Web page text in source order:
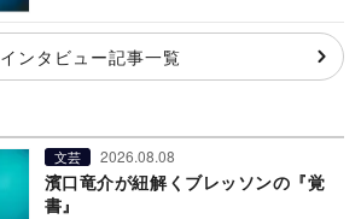
インタビュー記事一覧
文芸 2026.08.08
濱口竜介が紐解くブレッソンの『覚
書』